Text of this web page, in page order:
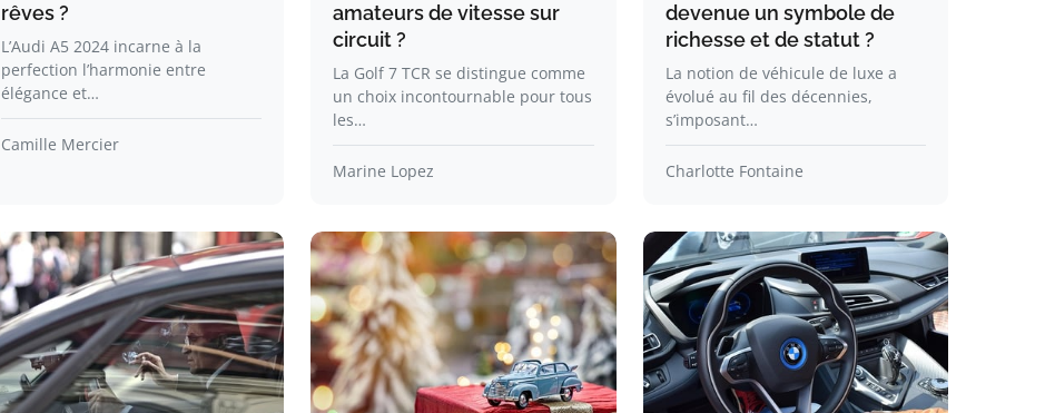
rêves ?
L’Audi A5 2024 incarne à la
perfection l’harmonie entre
élégance et…
Camille Mercier
amateurs de vitesse sur
circuit ?
La Golf 7 TCR se distingue comme
un choix incontournable pour tous
les…
Marine Lopez
devenue un symbole de
richesse et de statut ?
La notion de véhicule de luxe a
évolué au fil des décennies,
s’imposant…
Charlotte Fontaine